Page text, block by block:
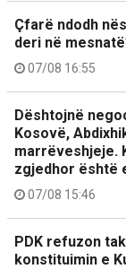
Çfarë ndodh
deri në
07/08 16:55
Dështojnë
Kosovë,
marrëveshjeje.
zgjedhor është
07/08 15:46
PDK refuzon
konstituimin e